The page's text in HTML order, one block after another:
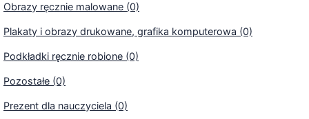
Obrazy ręcznie malowane (0)
Plakaty i obrazy drukowane, grafika komputerowa (0)
Podkładki ręcznie robione (0)
Pozostałe (0)
Prezent dla nauczyciela (0)